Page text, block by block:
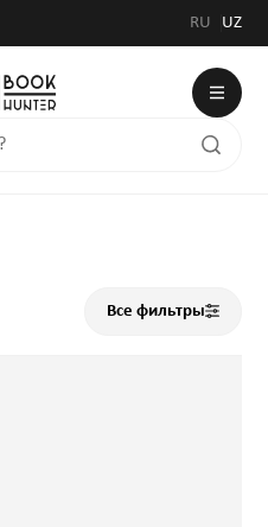
RU UZ
Все фильтры